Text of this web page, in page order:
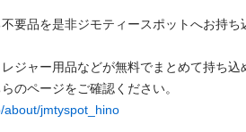
要品を是非ジモティースポットへお持ち
ジャー用品などが無料でまとめて持ち込
about/jmtyspot_hino